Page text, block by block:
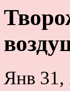
Янв 31,